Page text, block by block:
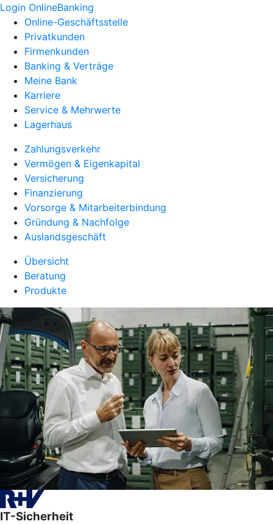
Login OnlineBanking
Online-Geschäftsstelle
Privatkunden
Firmenkunden
Banking & Verträge
Meine Bank
Karriere
Service & Mehrwerte
Lagerhaus
Zahlungsverkehr
Vermögen & Eigenkapital
Versicherung
Finanzierung
Vorsorge & Mitarbeiterbindung
Gründung & Nachfolge
Auslandsgeschäft
Übersicht
Beratung
Produkte
IT-Sicherheit